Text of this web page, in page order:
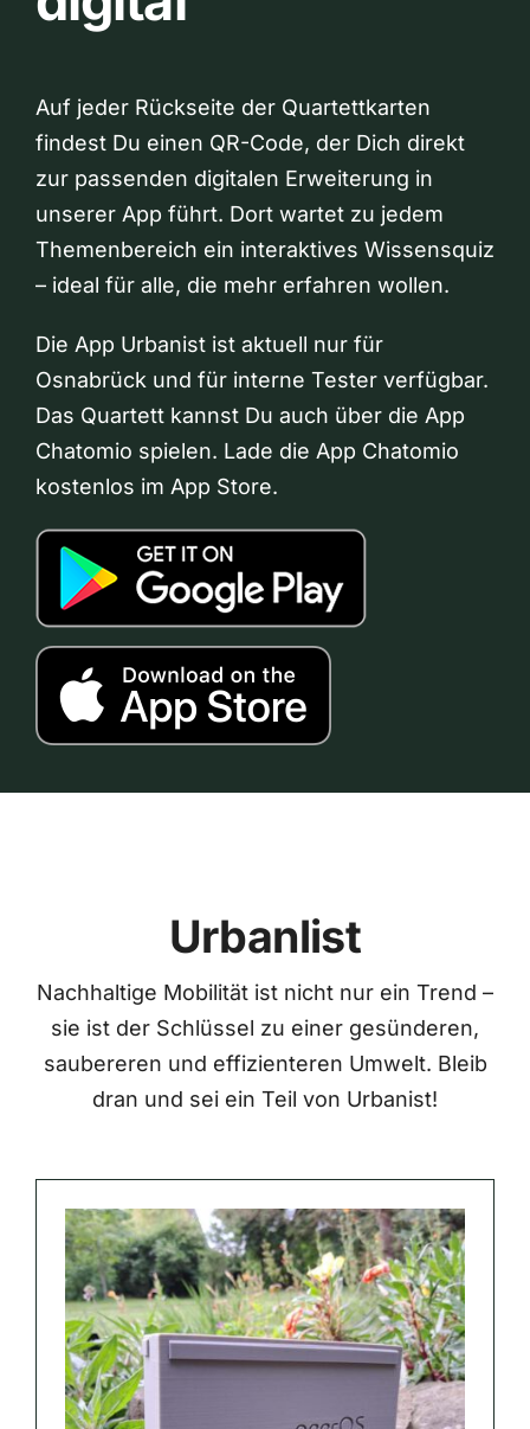
Auf jeder Rückseite der Quartettkarten
findest Du einen QR-Code, der Dich direkt
zur passenden digitalen Erweiterung in
unserer App führt. Dort wartet zu jedem
Themenbereich ein interaktives Wissensquiz
– ideal für alle, die mehr erfahren wollen.
Die App Urbanist ist aktuell nur für
Osnabrück und für interne Tester verfügbar.
Das Quartett kannst Du auch über die App
Chatomio spielen. Lade die App Chatomio
kostenlos im App Store.
Urbanlist
Nachhaltige Mobilität ist nicht nur ein Trend –
sie ist der Schlüssel zu einer gesünderen,
saubereren und effizienteren Umwelt. Bleib
dran und sei ein Teil von Urbanist!